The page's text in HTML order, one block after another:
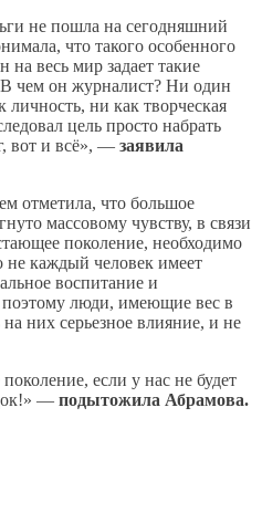
не пошла на сегодняшний
что такого особенного
на весь мир задает такие
чем он журналист? Ни один
личность, ни как творческая
цель просто набрать
вот и всё», — заявила
отметила, что большое
массовому чувству, в связи
поколение, необходимо
не каждый человек имеет
воспитание и
поэтому люди, имеющие вес в
них серьезное влияние, и не
если у нас не будет
— подытожила Абрамова.